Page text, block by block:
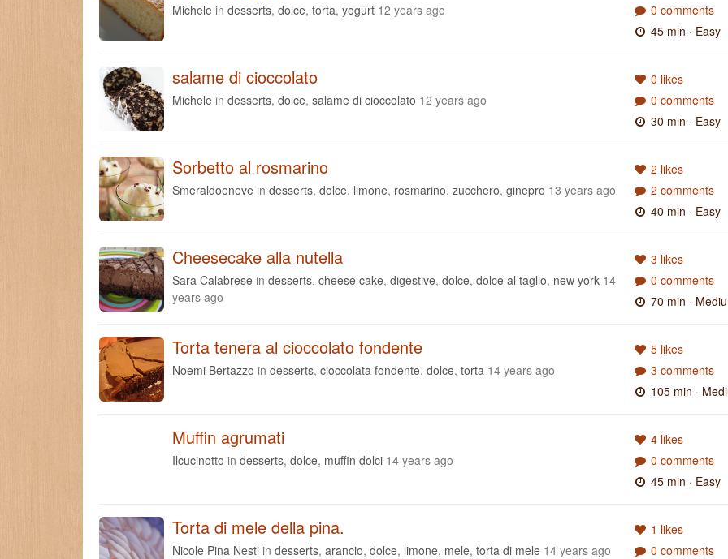
Michele in desserts, dolce, torta, yogurt 12 years ago
0 comments
45 min · Easy
salame di cioccolato
Michele in desserts, dolce, salame di cioccolato 12 years ago
0 likes
0 comments
30 min · Easy
Sorbetto al rosmarino
Smeraldoeneve in desserts, dolce, limone, rosmarino, zucchero, ginepro 13 years ago
2 likes
2 comments
40 min · Easy
Cheesecake alla nutella
Sara Calabrese in desserts, cheese cake, digestive, dolce, dolce al taglio, new york 14
years ago
3 likes
0 comments
70 min ·
Torta tenera al cioccolato fondente
Noemi Bertazzo in desserts, cioccolata fondente, dolce, torta 14 years ago
5 likes
3 comments
105 min ·
Muffin agrumati
Ilcucinotto in desserts, dolce, muffin dolci 14 years ago
4 likes
0 comments
45 min · Easy
Torta di mele della pina.
Nicole Pina Nesti in desserts, arancio, dolce, limone, mele, torta di mele 14 years ago
1 likes
0 comments